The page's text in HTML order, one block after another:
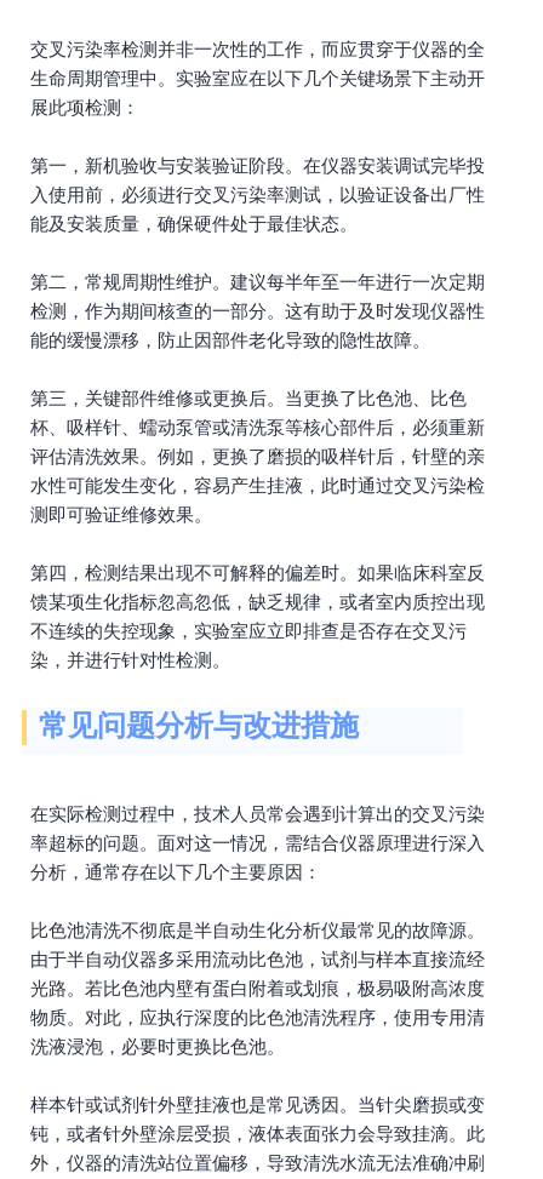
交叉污染率检测并非一次性的工作，而应贯穿于仪器的全
生命周期管理中。实验室应在以下几个关键场景下主动开
展此项检测：
第一，新机验收与安装验证阶段。在仪器安装调试完毕投
入使用前，必须进行交叉污染率测试，以验证设备出厂性
能及安装质量，确保硬件处于最佳状态。
第二，常规周期性维护。建议每半年至一年进行一次定期
检测，作为期间核查的一部分。这有助于及时发现仪器性
能的缓慢漂移，防止因部件老化导致的隐性故障。
第三，关键部件维修或更换后。当更换了比色池、比色
杯、吸样针、蠕动泵管或清洗泵等核心部件后，必须重新
评估清洗效果。例如，更换了磨损的吸样针后，针壁的亲
水性可能发生变化，容易产生挂液，此时通过交叉污染检
测即可验证维修效果。
第四，检测结果出现不可解释的偏差时。如果临床科室反
馈某项生化指标忽高忽低，缺乏规律，或者室内质控出现
不连续的失控现象，实验室应立即排查是否存在交叉污
染，并进行针对性检测。
常见问题分析与改进措施
在实际检测过程中，技术人员常会遇到计算出的交叉污染
率超标的问题。面对这一情况，需结合仪器原理进行深入
分析，通常存在以下几个主要原因：
比色池清洗不彻底是半自动生化分析仪最常见的故障源。
由于半自动仪器多采用流动比色池，试剂与样本直接流经
光路。若比色池内壁有蛋白附着或划痕，极易吸附高浓度
物质。对此，应执行深度的比色池清洗程序，使用专用清
洗液浸泡，必要时更换比色池。
样本针或试剂针外壁挂液也是常见诱因。当针尖磨损或变
钝，或者针外壁涂层受损，液体表面张力会导致挂滴。此
外，仪器的清洗站位置偏移，导致清洗水流无法准确冲刷